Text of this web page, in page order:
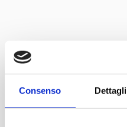
Consenso Dettagli
Under the patronage of